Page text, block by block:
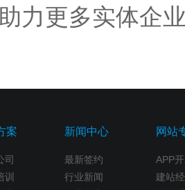
力更多实体企
案
司
训
新闻中心
最新签约
行业新闻
网站
APP
建站